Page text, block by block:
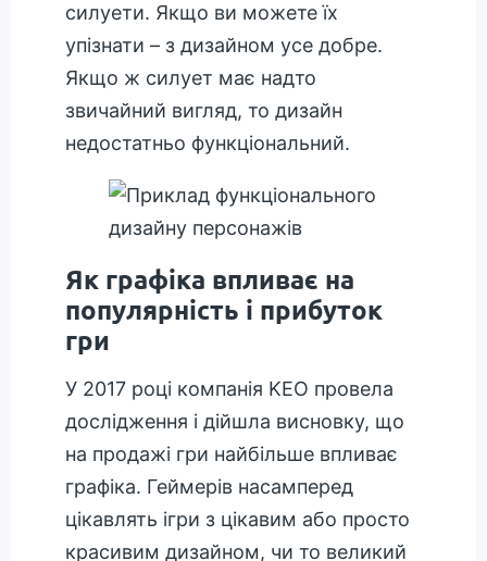
силуети. Якщо ви можете їх
упізнати – з дизайном усе добре.
Якщо ж силует має надто
звичайний вигляд, то дизайн
недостатньо функціональний.
Як графіка впливає на
популярність і прибуток
гри
У 2017 році компанія KEO провела
дослідження і дійшла висновку, що
на продажі гри найбільше впливає
графіка. Геймерів насамперед
цікавлять ігри з цікавим або просто
красивим дизайном, чи то великий